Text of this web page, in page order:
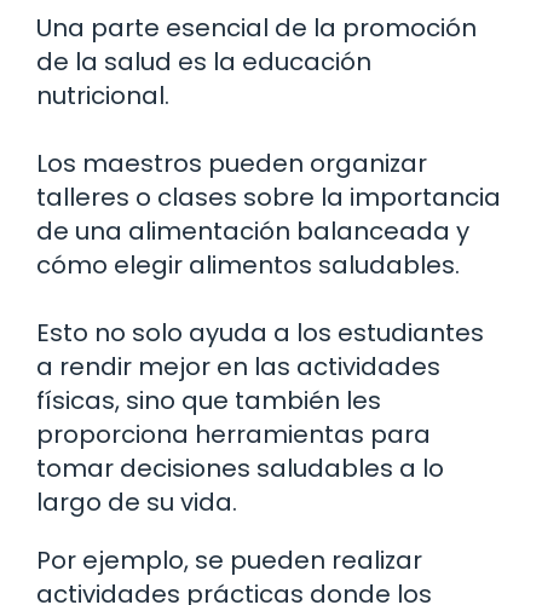
Una parte esencial de la promoción
de la salud es la educación
nutricional.
Los maestros pueden organizar
talleres o clases sobre la importancia
de una alimentación balanceada y
cómo elegir alimentos saludables.
Esto no solo ayuda a los estudiantes
a rendir mejor en las actividades
físicas, sino que también les
proporciona herramientas para
tomar decisiones saludables a lo
largo de su vida.
Por ejemplo, se pueden realizar
actividades prácticas donde los